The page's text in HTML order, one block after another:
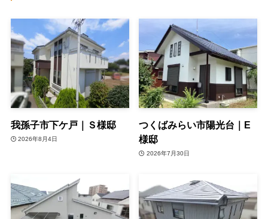
我孫子市下ケ戸｜Ｓ様邸
2026年8月4日
つくばみらい市陽光台｜E
様邸
2026年7月30日